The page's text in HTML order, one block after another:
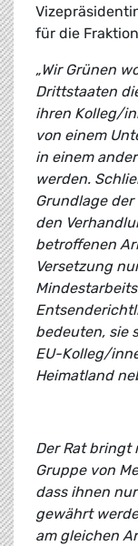
für die
„Wir Grünen
Drittstaaten
ihren Kolleg/
von einem
in einem
werden.
Grundlage
den
betroffenen
Versetzung
bedeuten, sie
EU-Kolleg/
Heimatland
Der Rat bringt
Gruppe von
dass ihnen
gewährt
am gleichen